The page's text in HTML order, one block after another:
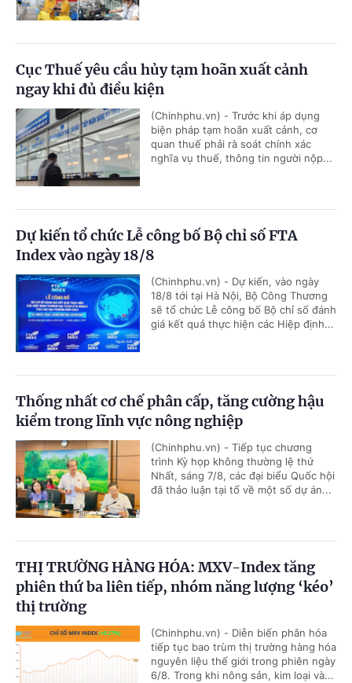
Cục Thuế yêu cầu hủy tạm hoãn xuất cảnh
ngay khi đủ điều kiện
(Chinhphu.vn) - Trước khi áp dụng
biện pháp tạm hoãn xuất cảnh, cơ
quan thuế phải rà soát chính xác
nghĩa vụ thuế, thông tin người nộp...
Dự kiến tổ chức Lễ công bố Bộ chỉ số FTA
Index vào ngày 18/8
(Chinhphu.vn) - Dự kiến, vào ngày
18/8 tới tại Hà Nội, Bộ Công Thương
sẽ tổ chức Lễ công bố Bộ chỉ số đánh
giá kết quả thực hiện các Hiệp định...
Thống nhất cơ chế phân cấp, tăng cường hậu
kiểm trong lĩnh vực nông nghiệp
(Chinhphu.vn) - Tiếp tục chương
trình Kỳ họp không thường lệ thứ
Nhất, sáng 7/8, các đại biểu Quốc hội
đã thảo luận tại tổ về một số dự án...
THỊ TRƯỜNG HÀNG HÓA: MXV-Index tăng
phiên thứ ba liên tiếp, nhóm năng lượng ‘kéo’
thị trường
(Chinhphu.vn) - Diễn biến phân hóa
tiếp tục bao trùm thị trường hàng hóa
nguyên liệu thế giới trong phiên ngày
6/8. Trong khi nông sản, kim loại và...